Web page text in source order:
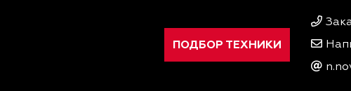
ПОДБОР ТЕХНИКИ